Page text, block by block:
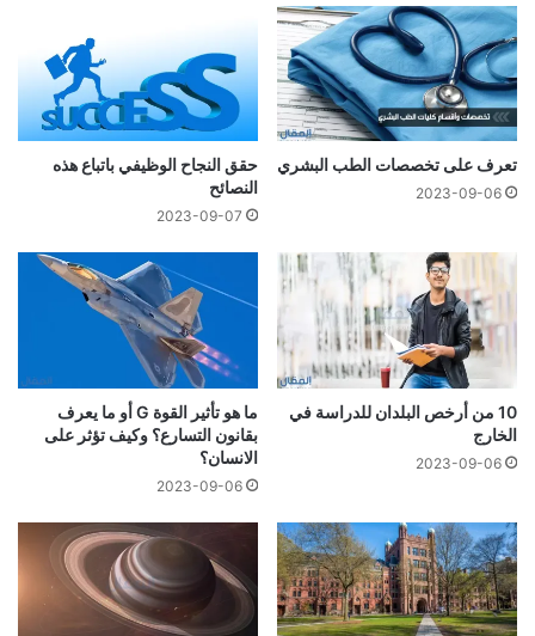
تعرف على تخصصات الطب البشري
2023-09-06
حقق النجاح الوظيفي باتباع هذه
النصائح
2023-09-07
10 من أرخص البلدان للدراسة في
الخارج
2023-09-06
ما هو تأثير القوة G أو ما يعرف
بقانون التسارع؟ وكيف تؤثر على
الانسان؟
2023-09-06